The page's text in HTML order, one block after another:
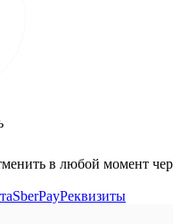
в любой момент
SberPayРеквизиты